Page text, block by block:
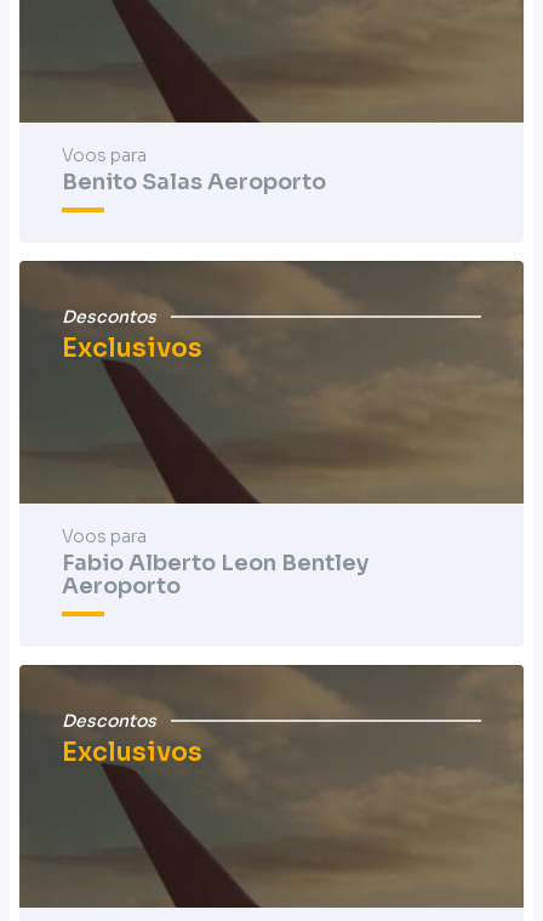
Voos para
Benito Salas Aeroporto
Descontos
Exclusivos
Voos para
Fabio Alberto Leon Bentley
Aeroporto
Descontos
Exclusivos